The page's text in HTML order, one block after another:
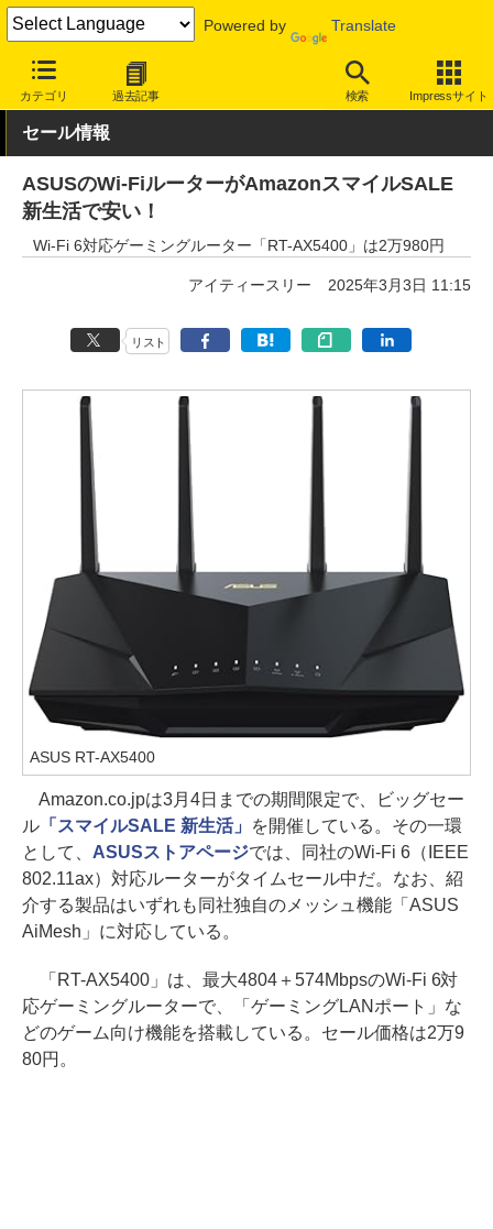
Powered by Translate
カテゴリ 過去記事 検索 Impressサイト
INTERNET Watch セール情報
セール情報
ASUSのWi-FiルーターがAmazonスマイルSALE
新生活で安い！
Wi-Fi 6対応ゲーミングルーター「RT-AX5400」は2万980円
アイティースリー 2025年3月3日 11:15
リスト
ASUS RT-AX5400
Amazon.co.jpは3月4日までの期間限定で、ビッグセー
ル 「スマイルSALE 新生活」
を開催している。その一環
として、 ASUSストアページでは、同社のWi-Fi 6（IEEE
802.11ax）対応ルーターがタイムセール中だ。なお、紹
介する製品はいずれも同社独自のメッシュ機能「ASUS
AiMesh」に対応している。
「RT-AX5400」は、最大4804＋574MbpsのWi-Fi 6対
応ゲーミングルーターで、「ゲーミングLANポート」な
どのゲーム向け機能を搭載している。セール価格は2万9
80円。